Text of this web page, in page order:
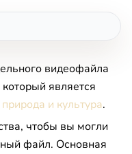
видеофайла
который является
и культура.
чтобы вы могли
файл. Основная